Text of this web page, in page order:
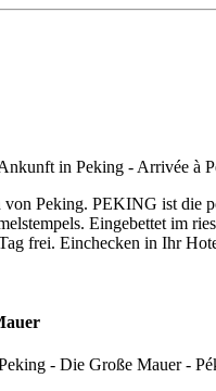
Peking. PEKING ist die
Eingebettet im
frei. Einchecken in Ihr